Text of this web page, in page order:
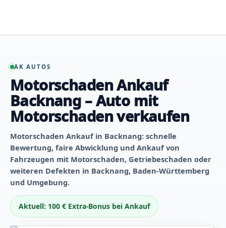
springen
AK AUTOS
Motorschaden Ankauf
Backnang – Auto mit
Motorschaden verkaufen
Motorschaden Ankauf in Backnang: schnelle
Bewertung, faire Abwicklung und Ankauf von
Fahrzeugen mit Motorschaden, Getriebeschaden oder
weiteren Defekten in Backnang, Baden-Württemberg
und Umgebung.
Aktuell: 100 € Extra-Bonus bei Ankauf